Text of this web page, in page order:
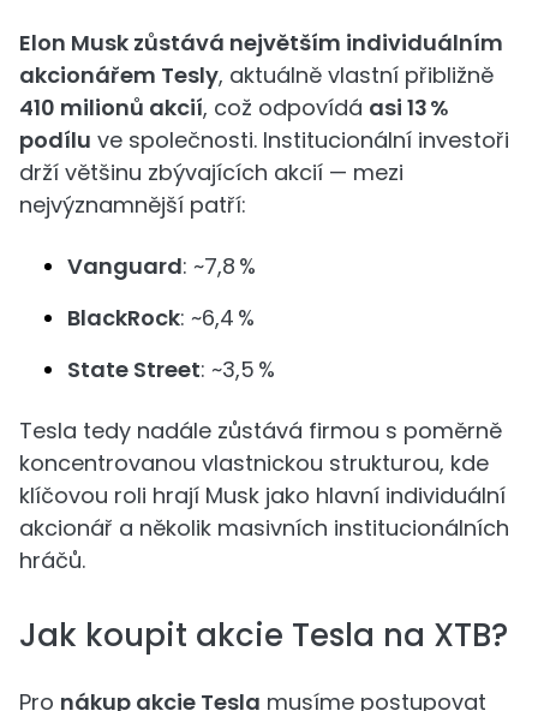
Elon Musk zůstává největším individuálním
akcionářem Tesly, aktuálně vlastní přibližně
410 milionů akcií, což odpovídá asi 13 %
podílu ve společnosti. Institucionální investoři
drží většinu zbývajících akcií — mezi
nejvýznamnější patří:
Vanguard: ~7,8 %
BlackRock: ~6,4 %
State Street: ~3,5 %
Tesla tedy nadále zůstává firmou s poměrně
koncentrovanou vlastnickou strukturou, kde
klíčovou roli hrají Musk jako hlavní individuální
akcionář a několik masivních institucionálních
hráčů.
Jak koupit akcie Tesla na XTB?
Pro nákup akcie Tesla musíme postupovat